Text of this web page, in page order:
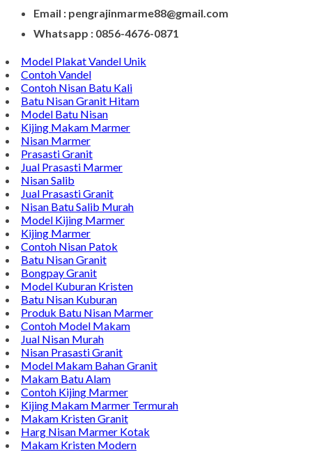
Email : pengrajinmarme88@gmail.com
Whatsapp : 0856-4676-0871
Model Plakat Vandel Unik
Contoh Vandel
Contoh Nisan Batu Kali
Batu Nisan Granit Hitam
Model Batu Nisan
Kijing Makam Marmer
Nisan Marmer
Prasasti Granit
Jual Prasasti Marmer
Nisan Salib
Jual Prasasti Granit
Nisan Batu Salib Murah
Model Kijing Marmer
Kijing Marmer
Contoh Nisan Patok
Batu Nisan Granit
Bongpay Granit
Model Kuburan Kristen
Batu Nisan Kuburan
Produk Batu Nisan Marmer
Contoh Model Makam
Jual Nisan Murah
Nisan Prasasti Granit
Model Makam Bahan Granit
Makam Batu Alam
Contoh Kijing Marmer
Kijing Makam Marmer Termurah
Makam Kristen Granit
Harg Nisan Marmer Kotak
Makam Kristen Modern